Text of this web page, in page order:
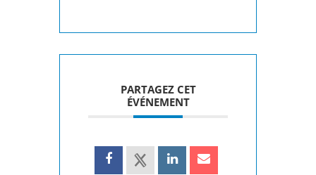
PARTAGEZ CET
ÉVÉNEMENT